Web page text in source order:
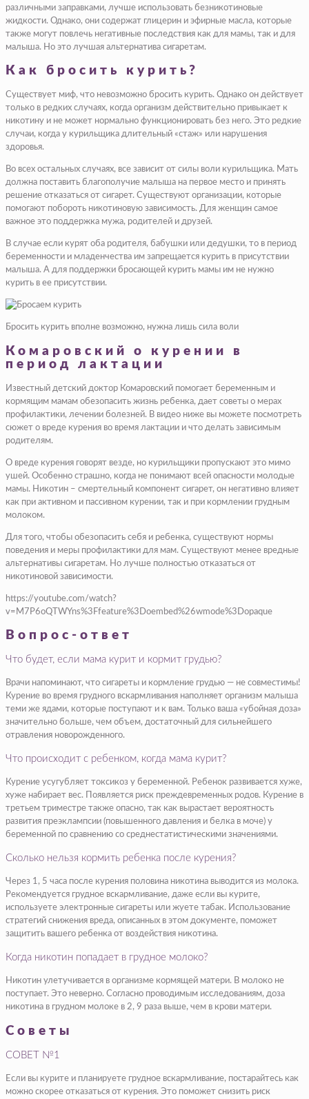
различными заправками, лучше использовать безникотиновые
жидкости. Однако, они содержат глицерин и эфирные масла, которые
также могут повлечь негативные последствия как для мамы, так и для
малыша. Но это лучшая альтернатива сигаретам.
Как бросить курить?
Существует миф, что невозможно бросить курить. Однако он действует
только в редких случаях, когда организм действительно привыкает к
никотину и не может нормально функционировать без него. Это редкие
случаи, когда у курильщика длительный «стаж» или нарушения
здоровья.
Во всех остальных случаях, все зависит от силы воли курильщика. Мать
должна поставить благополучие малыша на первое место и принять
решение отказаться от сигарет. Существуют организации, которые
помогают побороть никотиновую зависимость. Для женщин самое
важное это поддержка мужа, родителей и друзей.
В случае если курят оба родителя, бабушки или дедушки, то в период
беременности и младенчества им запрещается курить в присутствии
малыша. А для поддержки бросающей курить мамы им не нужно
курить в ее присутствии.
Бросить курить вполне возможно, нужна лишь сила воли
Комаровский о курении в
период лактации
Известный детский доктор Комаровский помогает беременным и
кормящим мамам обезопасить жизнь ребенка, дает советы о мерах
профилактики, лечении болезней. В видео ниже вы можете посмотреть
сюжет о вреде курения во время лактации и что делать зависимым
родителям.
О вреде курения говорят везде, но курильщики пропускают это мимо
ушей. Особенно страшно, когда не понимают всей опасности молодые
мамы. Никотин – смертельный компонент сигарет, он негативно влияет
как при активном и пассивном курении, так и при кормлении грудным
молоком.
Для того, чтобы обезопасить себя и ребенка, существуют нормы
поведения и меры профилактики для мам. Существуют менее вредные
альтернативы сигаретам. Но лучше полностью отказаться от
никотиновой зависимости.
https://youtube.com/watch?
v=M7P6oQTWYns%3Ffeature%3Doembed%26wmode%3Dopaque
Вопрос-ответ
Что будет, если мама курит и кормит грудью?
Врачи напоминают, что сигареты и кормление грудью — не совместимы!
Курение во время грудного вскармливания наполняет организм малыша
теми же ядами, которые поступают и к вам. Только ваша «убойная доза»
значительно больше, чем объем, достаточный для сильнейшего
отравления новорожденного.
Что происходит с ребенком, когда мама курит?
Курение усугубляет токсикоз у беременной. Ребенок развивается хуже,
хуже набирает вес. Появляется риск преждевременных родов. Курение в
третьем триместре также опасно, так как вырастает вероятность
развития преэклампсии (повышенного давления и белка в моче) у
беременной по сравнению со среднестатистическими значениями.
Сколько нельзя кормить ребенка после курения?
Через 1, 5 часа после курения половина никотина выводится из молока.
Рекомендуется грудное вскармливание, даже если вы курите,
используете электронные сигареты или жуете табак. Использование
стратегий снижения вреда, описанных в этом документе, поможет
защитить вашего ребенка от воздействия никотина.
Когда никотин попадает в грудное молоко?
Никотин улетучивается в организме кормящей матери. В молоко не
поступает. Это неверно. Согласно проводимым исследованиям, доза
никотина в грудном молоке в 2, 9 раза выше, чем в крови матери.
Советы
СОВЕТ №1
Если вы курите и планируете грудное вскармливание, постарайтесь как
можно скорее отказаться от курения. Это поможет снизить риск